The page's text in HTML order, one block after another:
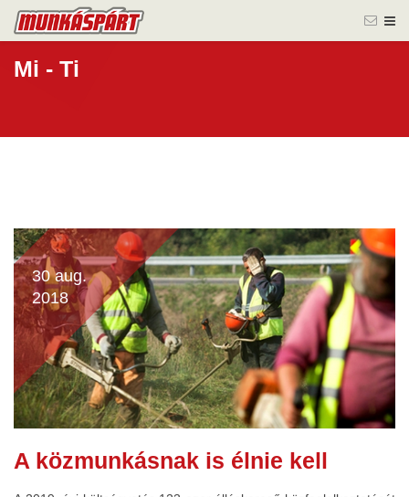
Mi - Ti
30 aug.
2018
A közmunkásnak is élnie kell